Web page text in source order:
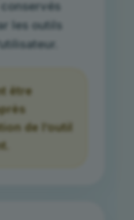
les outils
être
de l’outil